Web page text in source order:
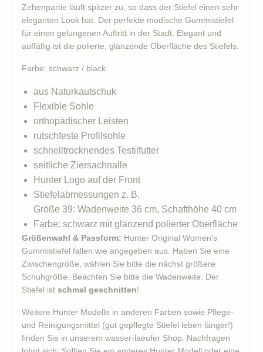
Zehenpartie läuft spitzer zu, so dass der Stiefel einen sehr
eleganten Look hat. Der perfekte modische Gummistiefel
für einen gelungenen Auftritt in der Stadt. Elegant und
auffällig ist die polierte, glänzende Oberfläche des Stiefels.
Farbe: schwarz / black.
aus Naturkautschuk
Flexible Sohle
orthopädischer Leisten
rutschfeste Profilsohle
schnelltrocknendes Testilfutter
seitliche Ziersachnalle
Hunter Logo auf der Front
Stiefelabmessungen z. B.
Größe 39: Wadenweite 36 cm, Schafthöhe 40 cm
Farbe: schwarz mit glänzend polierter Oberfläche
Größenwahl & Passform: Hunter Original Women's
Gummistiefel fallen wie angegeben aus. Haben Sie eine
Zwischengröße, wählen Sie bitte die nächst größere
Schuhgröße. Beachten Sie bitte die Wadenweite. Der
Stiefel ist schmal geschnitten!
Weitere Hunter Modelle in anderen Farben sowie Pflege-
und Reinigungsmittel (gut gepflegte Stiefel leben länger!)
finden Sie in unserem wasser-laeufer Shop. Nachfragen